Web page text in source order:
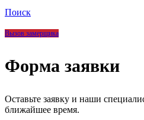
Поиск
Вызов замерщика
Форма заявки
Оставьте заявку и наши
ближайшее время.